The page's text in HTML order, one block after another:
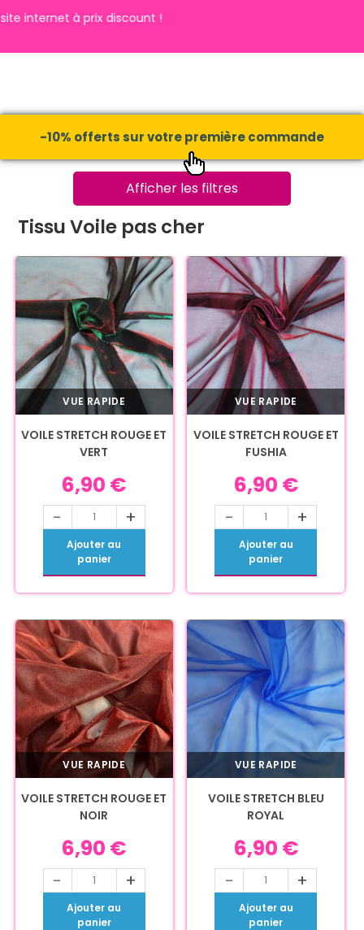
prix discount !
-10% offerts sur votre première commande
Afficher les filtres
Tissu Voile pas cher
VUE RAPIDE
VOILE STRETCH ROUGE ET
VERT
6,90 €
- +
Ajouter au
panier
VUE RAPIDE
VOILE STRETCH ROUGE ET
FUSHIA
6,90 €
- +
Ajouter au
panier
VUE RAPIDE
VOILE STRETCH ROUGE ET
NOIR
6,90 €
- +
Ajouter au
panier
VUE RAPIDE
VOILE STRETCH BLEU
ROYAL
6,90 €
- +
Ajouter au
panier